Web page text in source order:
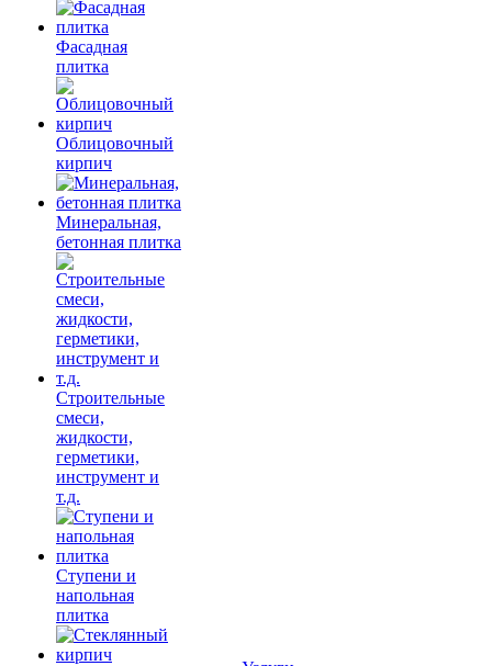
Фасадная
плитка
Облицовочный
кирпич
Минеральная,
бетонная плитка
Строительные
смеси,
жидкости,
герметики,
инструмент и
т.д.
Ступени и
напольная
плитка